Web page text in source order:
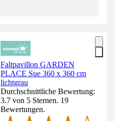
Faltpavillon GARDEN
PLACE Sue 360 x 360 cm
lichtgrau
Durchschnittliche Bewertung:
3.7 von 5 Sternen. 19
Bewertungen.